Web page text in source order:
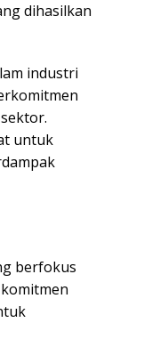
dihasilkan
industri
untuk
berfokus